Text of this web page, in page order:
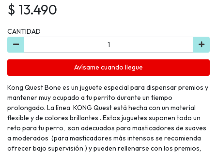
$ 13.490
CANTIDAD
Avísame cuando llegue
Kong Quest Bone es un juguete especial para dispensar premios y
mantener muy ocupado a tu perrito durante un tiempo
prolongado. La línea KONG Quest está hecha con un material
flexible y de colores brillantes . Estos juguetes suponen todo un
reto para tu perro, son adecuados para masticadores de suaves
a moderados (para masticadores más intensos se recomienda
ofrecer bajo supervisión ) y pueden rellenarse con los premios,